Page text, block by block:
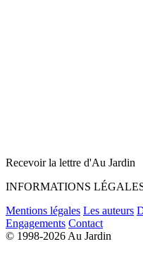
Recevoir la lettre d'Au Jardin
INFORMATIONS
Mentions légales Les auteurs
Engagements Contact
© 1998-2026 Au Jardin